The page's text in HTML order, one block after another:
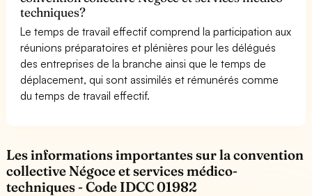
techniques?
Le temps de travail effectif comprend la participation aux
réunions préparatoires et plénières pour les délégués
des entreprises de la branche ainsi que le temps de
déplacement, qui sont assimilés et rémunérés comme
du temps de travail effectif.
Les informations importantes sur la convention
collective Négoce et services médico-
techniques - Code IDCC 01982